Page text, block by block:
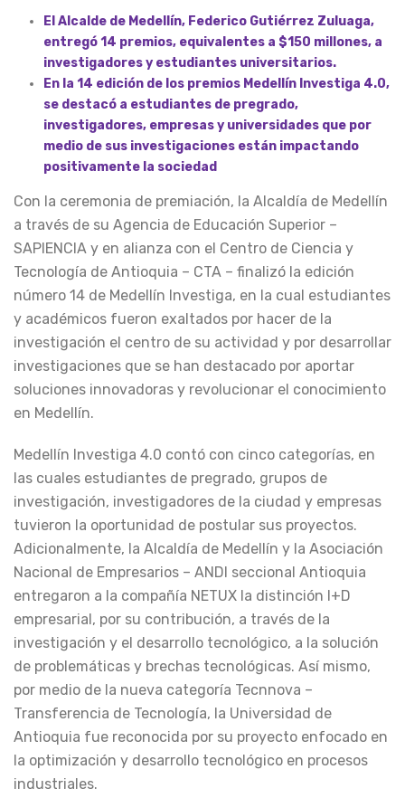
El Alcalde de Medellín, Federico Gutiérrez Zuluaga,
entregó 14 premios, equivalentes a $150 millones, a
investigadores y estudiantes universitarios.
En la 14 edición de los premios Medellín Investiga 4.0,
se destacó a estudiantes de pregrado,
investigadores, empresas y universidades que por
medio de sus investigaciones están impactando
positivamente la sociedad
Con la ceremonia de premiación, la Alcaldía de Medellín
a través de su Agencia de Educación Superior –
SAPIENCIA y en alianza con el Centro de Ciencia y
Tecnología de Antioquia – CTA – finalizó la edición
número 14 de Medellín Investiga, en la cual estudiantes
y académicos fueron exaltados por hacer de la
investigación el centro de su actividad y por desarrollar
investigaciones que se han destacado por aportar
soluciones innovadoras y revolucionar el conocimiento
en Medellín.
Medellín Investiga 4.0 contó con cinco categorías, en
las cuales estudiantes de pregrado, grupos de
investigación, investigadores de la ciudad y empresas
tuvieron la oportunidad de postular sus proyectos.
Adicionalmente, la Alcaldía de Medellín y la Asociación
Nacional de Empresarios – ANDI seccional Antioquia
entregaron a la compañía NETUX la distinción I+D
empresarial, por su contribución, a través de la
investigación y el desarrollo tecnológico, a la solución
de problemáticas y brechas tecnológicas. Así mismo,
por medio de la nueva categoría Tecnnova –
Transferencia de Tecnología, la Universidad de
Antioquia fue reconocida por su proyecto enfocado en
la optimización y desarrollo tecnológico en procesos
industriales.